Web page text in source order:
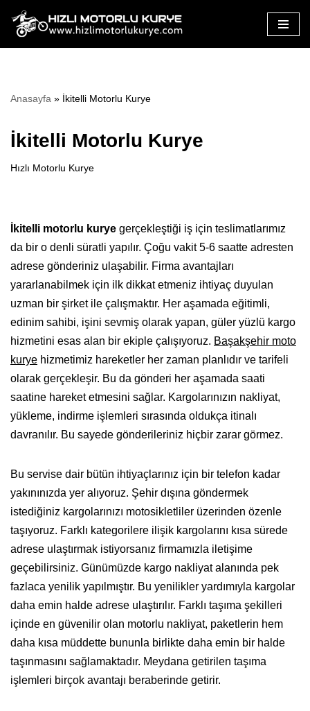
İçeriğe
Anasayfa » İkitelli Motorlu Kurye
İkitelli Motorlu Kurye
Hızlı Motorlu Kurye
İkitelli motorlu kurye gerçekleştiği iş için teslimatlarımız
da bir o denli süratli yapılır. Çoğu vakit 5-6 saatte adresten
adrese gönderiniz ulaşabilir. Firma avantajları
yararlanabilmek için ilk dikkat etmeniz ihtiyaç duyulan
uzman bir şirket ile çalışmaktır. Her aşamada eğitimli,
edinim sahibi, işini sevmiş olarak yapan, güler yüzlü kargo
hizmetini esas alan bir ekiple çalışıyoruz. Başakşehir moto
kurye hizmetimiz hareketler her zaman planlıdır ve tarifeli
olarak gerçekleşir. Bu da gönderi her aşamada saati
saatine hareket etmesini sağlar. Kargolarınızın nakliyat,
yükleme, indirme işlemleri sırasında oldukça itinalı
davranılır. Bu sayede gönderileriniz hiçbir zarar görmez.
Bu servise dair bütün ihtiyaçlarınız için bir telefon kadar
yakınınızda yer alıyoruz. Şehir dışına göndermek
istediğiniz kargolarınızı motosikletliler üzerinden özenle
taşıyoruz. Farklı kategorilere ilişik kargolarını kısa sürede
adrese ulaştırmak istiyorsanız firmamızla iletişime
geçebilirsiniz. Günümüzde kargo nakliyat alanında pek
fazlaca yenilik yapılmıştır. Bu yenilikler yardımıyla kargolar
daha emin halde adrese ulaştırılır. Farklı taşıma şekilleri
içinde en güvenilir olan motorlu nakliyat, paketlerin hem
daha kısa müddette bununla birlikte daha emin bir halde
taşınmasını sağlamaktadır. Meydana getirilen taşıma
işlemleri birçok avantajı beraberinde getirir.